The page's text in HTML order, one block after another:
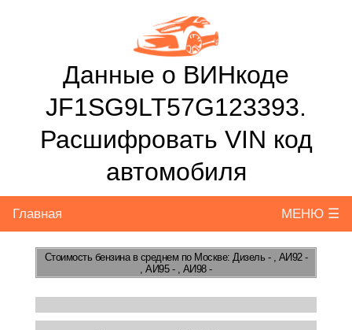
Данные о ВИНкоде
JF1SG9LT57G123393.
Расшифровать VIN код
автомобиля
Главная МЕНЮ ☰
Стоимость бензинав среднем по Москве: Дизель - , АИ92 -
, АИ95 - , АИ98 -